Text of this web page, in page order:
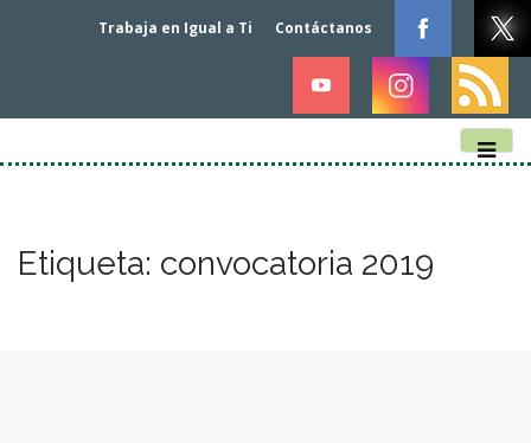
M
n
m
tEtiqueta: convocatoria 2019
Trabaja en Igual a Ti Contáctanos